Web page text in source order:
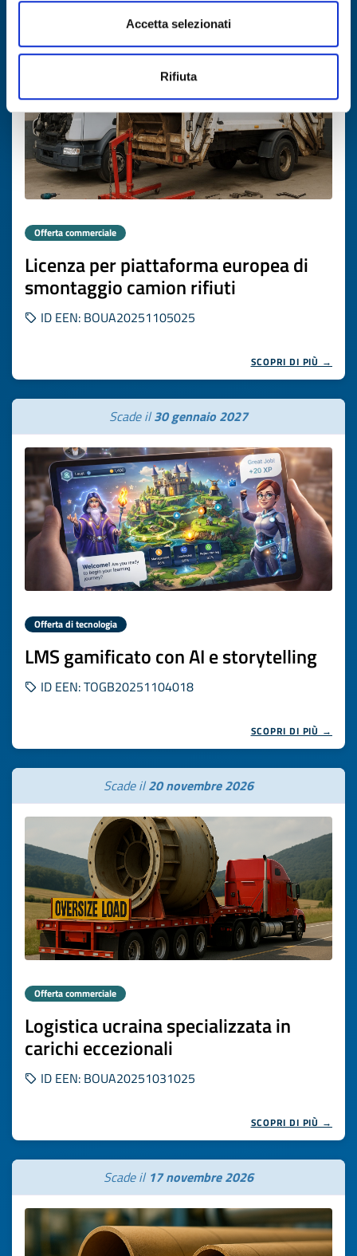
Accetta selezionati
Rifiuta
Scade il26 novembre 2026
Offerta commerciale
Licenza per piattaforma europea di
smontaggio camion rifiuti
ID EEN: BOUA20251105025
SCOPRI DI PIÙ →
Scade il30 gennaio 2027
Offerta di tecnologia
LMS gamificato con AI e storytelling
ID EEN: TOGB20251104018
SCOPRI DI PIÙ →
Scade il20 novembre 2026
Offerta commerciale
Logistica ucraina specializzata in
carichi eccezionali
ID EEN: BOUA20251031025
SCOPRI DI PIÙ →
Scade il 17 novembre 2026